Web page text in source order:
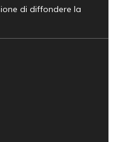
di diffondere la